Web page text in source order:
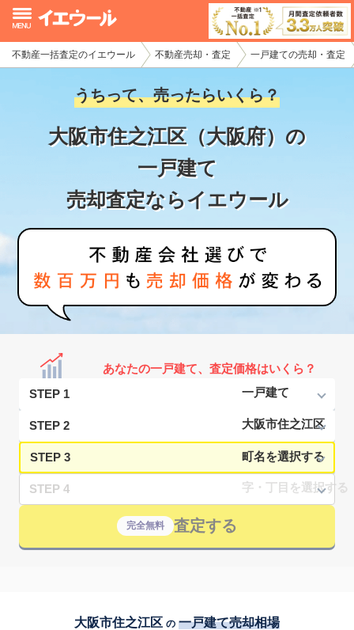
不動産一括査定のイエウール 不動産売却・査定 一戸建ての売却・査定
うちって、売ったらいくら？
大阪市住之江区（大阪府）の
一戸建て
売却査定ならイエウール
あなたの一戸建て、査定価格はいくら？
STEP 1
STEP 2
STEP 3
STEP 4
完全無料 査定する
大阪市住之江区 の 一戸建て売却相場
イエウール加盟希望の不動産会社様
初めての方へ
不動産売却の流れ